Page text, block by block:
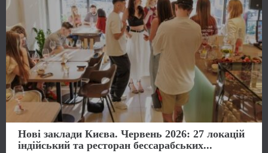
Нові заклади Києва. Червень 2026: 27 локацій
індійський та ресторан бессарабських...